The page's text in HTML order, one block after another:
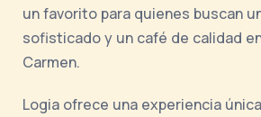
un favorito para quienes buscan
sofisticado y un café de calidad
Carmen.
Logia ofrece una experiencia